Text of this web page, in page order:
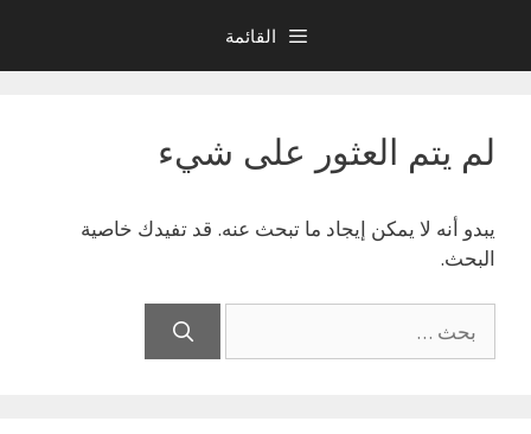
المحتوى
القائمة
لم يتم العثور على شيء
يبدو أنه لا يمكن إيجاد ما تبحث عنه. قد تفيدك خاصية
البحث.
عن: